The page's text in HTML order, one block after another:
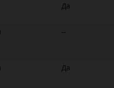
Да
--
Да